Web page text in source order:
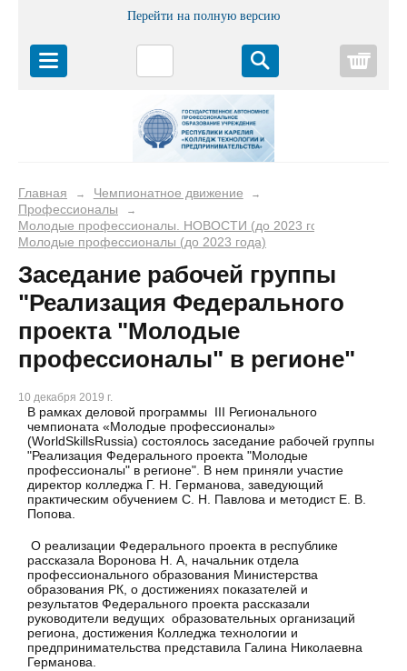
Перейти на полную версию
Главная → Чемпионатное движение →
Профессионалы →
Молодые профессионалы. НОВОСТИ (до 2023 года)
Молодые профессионалы (до 2023 года)
Заседание рабочей группы
"Реализация Федерального
проекта "Молодые
профессионалы" в регионе"
10 декабря 2019 г.
В рамках деловой программы III Регионального
чемпионата «Молодые профессионалы»
(WorldSkillsRussia) состоялось заседание рабочей группы
"Реализация Федерального проекта "Молодые
профессионалы" в регионе". В нем приняли участие
директор колледжа Г. Н. Германова, заведующий
практическим обучением С. Н. Павлова и методист Е. В.
Попова.
О реализации Федерального проекта в республике
рассказала Воронова Н. А, начальник отдела
профессионального образования Министерства
образования РК, о достижениях показателей и
результатов Федерального проекта рассказали
руководители ведущих образовательных организаций
региона, достижения Колледжа технологии и
предпринимательства представила Галина Николаевна
Германова.